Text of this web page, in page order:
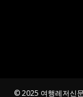
© 2025 여행레저신